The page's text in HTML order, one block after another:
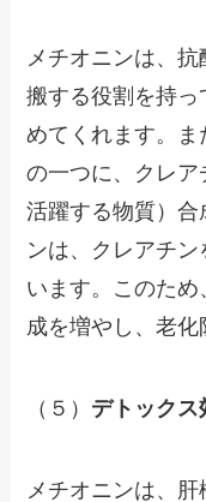
メチオニンは、
搬する役割を持
めてくれます。ま
の一つに、クレ
活躍する物質）
ンは、クレアチ
います。このた
成を増やし、老化
（５） デトックス
メチオニンは、肝